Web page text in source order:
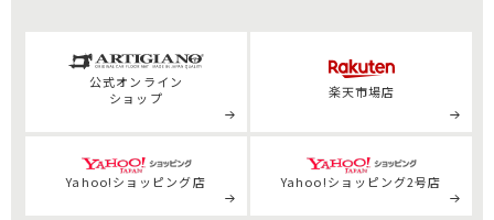
公式オンライン
ショップ
楽天市場店
Yahoo!ショッピング店 Yahoo!ショッピング2号店